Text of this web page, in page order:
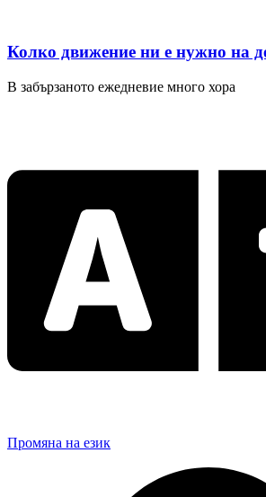
Колко движение ни е нужно на
В забързаното ежедневие много хора
Промяна на език